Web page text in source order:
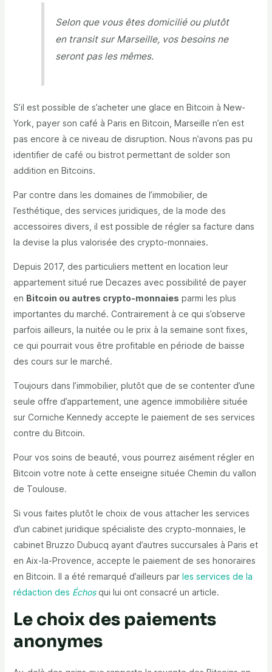
Selon que vous êtes domicilié ou plutôt
en transit sur Marseille, vos besoins ne
seront pas les mêmes.
S’il est possible de s’acheter une glace en Bitcoin à New-
York, payer son café à Paris en Bitcoin, Marseille n’en est
pas encore à ce niveau de disruption. Nous n’avons pas pu
identifier de café ou bistrot permettant de solder son
addition en Bitcoins.
Par contre dans les domaines de l’immobilier, de
l’esthétique, des services juridiques, de la mode des
accessoires divers, il est possible de régler sa facture dans
la devise la plus valorisée des crypto-monnaies.
Depuis 2017, des particuliers mettent en location leur
appartement situé rue Decazes avec possibilité de payer
en Bitcoin ou autres crypto-monnaies parmi les plus
importantes du marché. Contrairement à ce qui s’observe
parfois ailleurs, la nuitée ou le prix à la semaine sont fixes,
ce qui pourrait vous être profitable en période de baisse
des cours sur le marché.
Toujours dans l’immobilier, plutôt que de se contenter d’une
seule offre d’appartement, une agence immobilière située
sur Corniche Kennedy accepte le paiement de ses services
contre du Bitcoin.
Pour vos soins de beauté, vous pourrez aisément régler en
Bitcoin votre note à cette enseigne située Chemin du vallon
de Toulouse.
Si vous faites plutôt le choix de vous attacher les services
d’un cabinet juridique spécialiste des crypto-monnaies, le
cabinet Bruzzo Dubucq ayant d’autres succursales à Paris et
en Aix-la-Provence, accepte le paiement de ses honoraires
en Bitcoin. Il a été remarqué d’ailleurs par les services de la
rédaction des Échosqui lui ont consacré un article.
Le choix des paiements
anonymes